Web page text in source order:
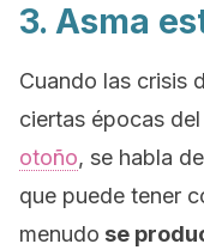
3. Asma
Cuando las crisis
ciertas épocas
otoño, se habla
que puede tener
menudo se